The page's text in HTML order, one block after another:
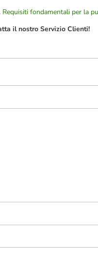
Requisiti fondamentali per la
il nostro Servizio Clienti!